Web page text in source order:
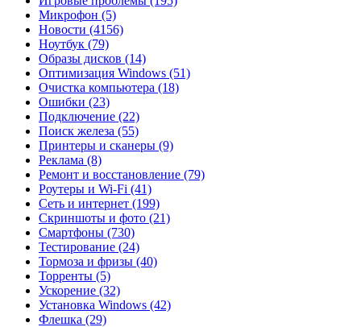
Микрофон (5)
Новости (4156)
Ноутбук (79)
Образы дисков (14)
Оптимизация Windows (51)
Очистка компьютера (18)
Ошибки (23)
Подключение (22)
Поиск железа (55)
Принтеры и сканеры (9)
Реклама (8)
Ремонт и восстановление (79)
Роутеры и Wi-Fi (41)
Сеть и интернет (199)
Скриншоты и фото (21)
Смартфоны (730)
Тестирование (24)
Тормоза и фризы (40)
Торренты (5)
Ускорение (32)
Установка Windows (42)
Флешка (29)